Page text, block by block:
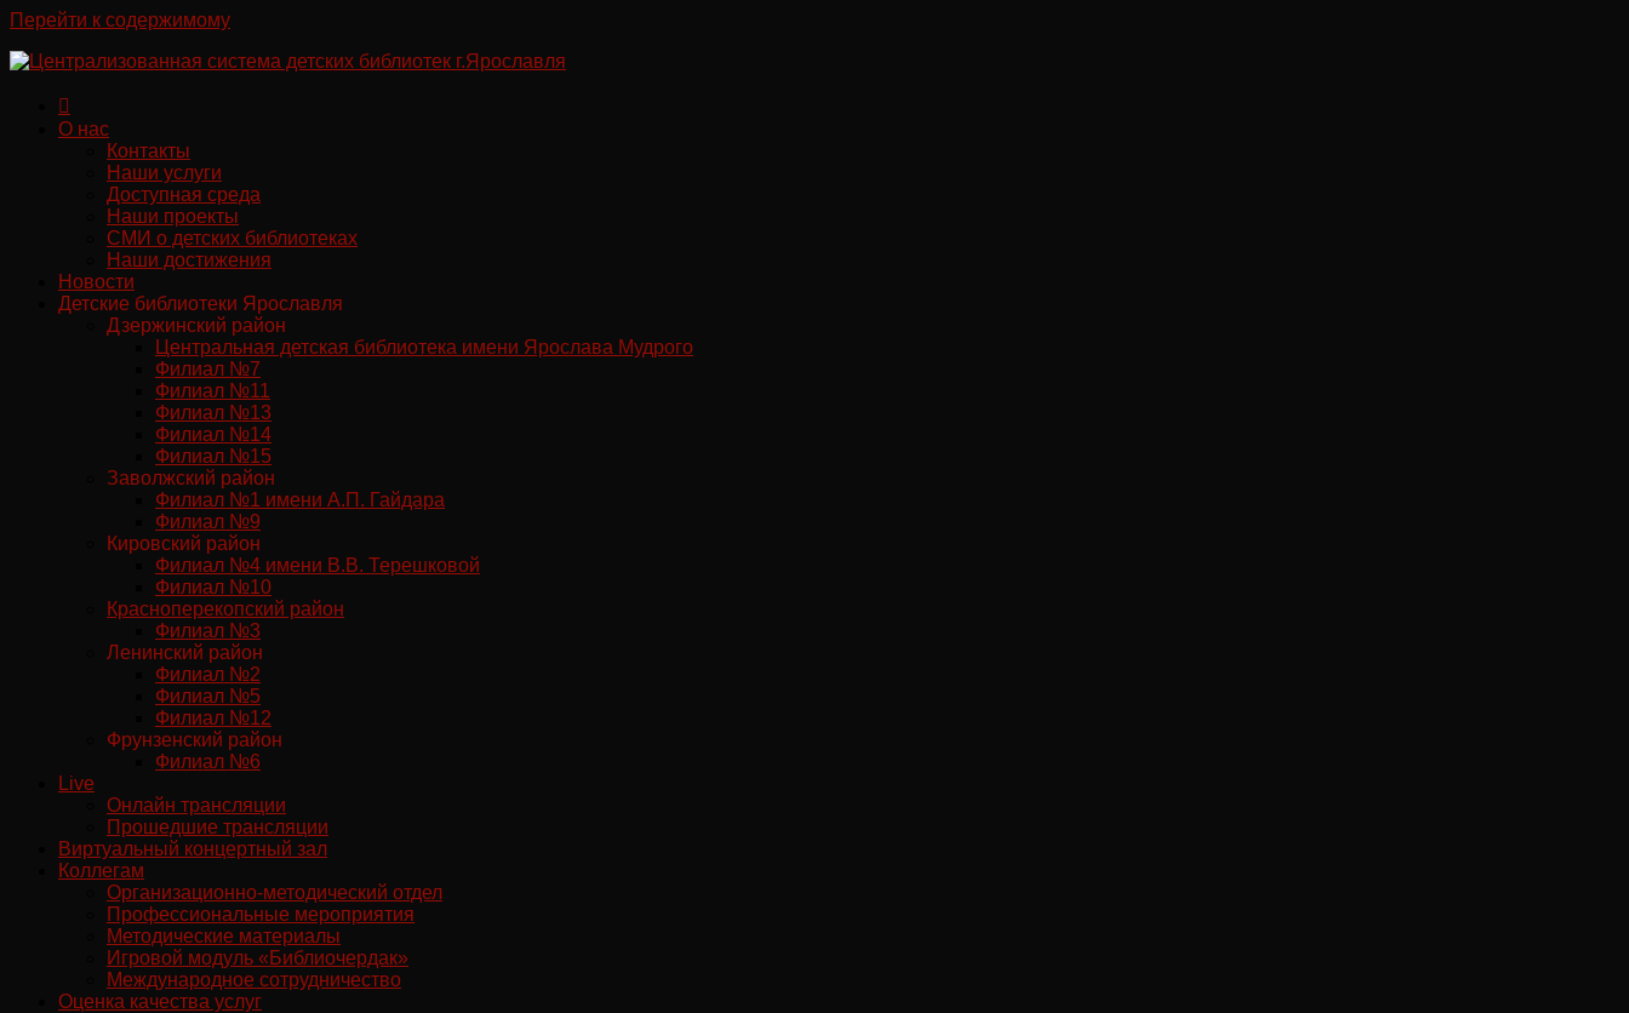
Перейти к содержимому
О нас
Контакты
Наши услуги
Доступная среда
Наши проекты
СМИ о детских библиотеках
Наши достижения
Новости
Детские библиотеки Ярославля
Дзержинский район
Центральная детская библиотека имени Ярослава Мудрого
Филиал №7
Филиал №11
Филиал №13
Филиал №14
Филиал №15
Заволжский район
Филиал №1 имени А.П. Гайдара
Филиал №9
Кировский район
Филиал №4 имени В.В. Терешковой
Филиал №10
Красноперекопский район
Филиал №3
Ленинский район
Филиал №2
Филиал №5
Филиал №12
Фрунзенский район
Филиал №6
Live
Онлайн трансляции
Прошедшие трансляции
Виртуальный концертный зал
Коллегам
Организационно-методический отдел
Профессиональные мероприятия
Методические материалы
Игровой модуль «Библиочердак»
Международное сотрудничество
Оценка качества услуг